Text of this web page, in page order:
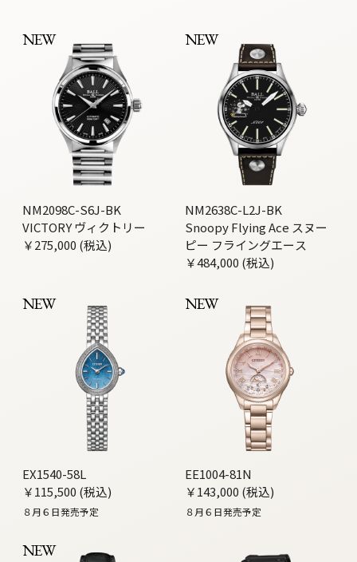
NEW
NM2098C-S6J-BK
VICTORY ヴィクトリー
￥275,000 (税込)
NEW
NM2638C-L2J-BK
Snoopy Flying Ace スヌー
ピー フライングエース
￥484,000 (税込)
NEW
EX1540-58L
￥115,500 (税込)
８月６日発売予定
NEW
EE1004-81N
￥143,000 (税込)
８月６日発売予定
NEW